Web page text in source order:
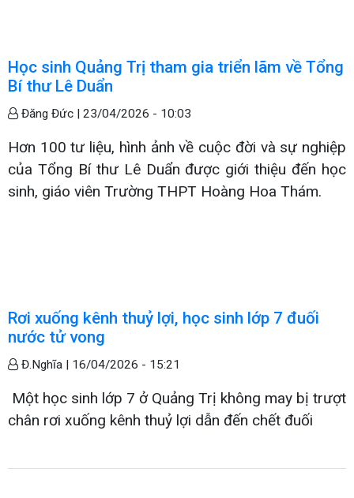
Học sinh Quảng Trị tham gia triển lãm về Tổng
Bí thư Lê Duẩn
Đăng Đức | 23/04/2026 - 10:03
Hơn 100 tư liệu, hình ảnh về cuộc đời và sự nghiệp
của Tổng Bí thư Lê Duẩn được giới thiệu đến học
sinh, giáo viên Trường THPT Hoàng Hoa Thám.
Rơi xuống kênh thuỷ lợi, học sinh lớp 7 đuối
nước tử vong
Đ.Nghĩa | 16/04/2026 - 15:21
Một học sinh lớp 7 ở Quảng Trị không may bị trượt
chân rơi xuống kênh thuỷ lợi dẫn đến chết đuối